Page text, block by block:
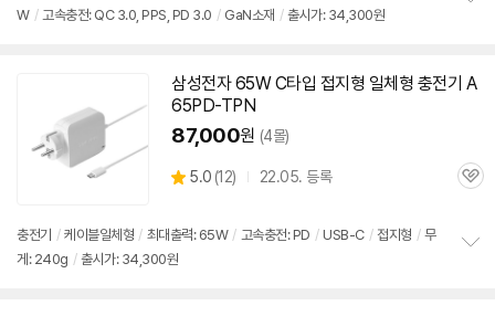
W / 고속충전: QC 3.0, PPS, PD 3.0 / GaN소재 / 출시가: 34,300원
치
삼성전자65WC타입 접지형 일체형 충전기 A
65PD-TPN
87,000원 (4몰)
별
5.0 (상
12) 22.05. 등록
관
충전기 / 케이블일체형 / 최대출력: 65W / 고속충전: PD / USB-C / 접지형 / 무
게: 240g / 출시가: 34,300원